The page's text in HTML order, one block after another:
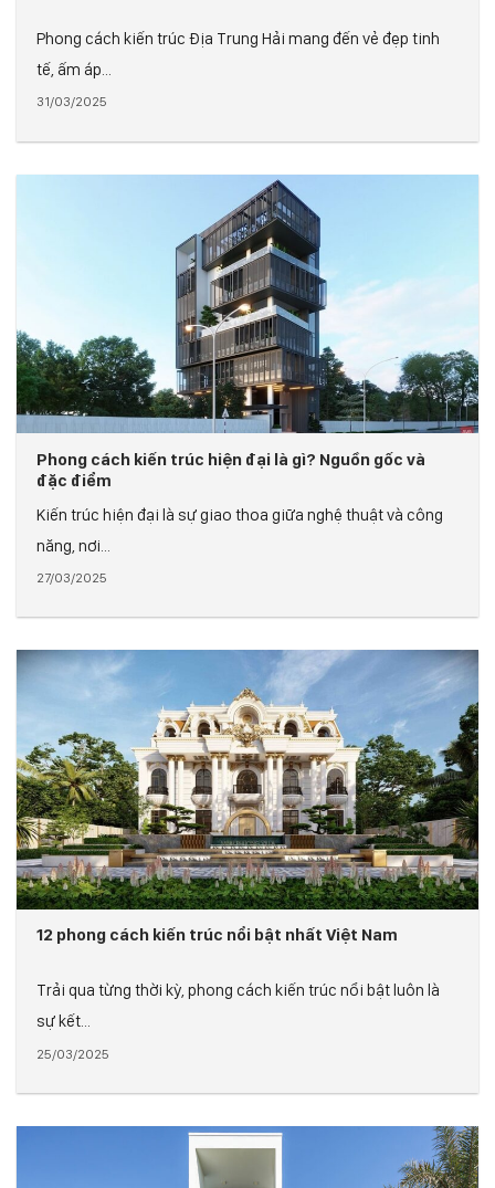
Phong cách kiến trúc Địa Trung Hải mang đến vẻ đẹp tinh
tế, ấm áp...
31/03/2025
Phong cách kiến trúc hiện đại là gì? Nguồn gốc và
đặc điểm
Kiến trúc hiện đại là sự giao thoa giữa nghệ thuật và công
năng, nơi...
27/03/2025
12 phong cách kiến trúc nổi bật nhất Việt Nam
Trải qua từng thời kỳ, phong cách kiến trúc nổi bật luôn là
sự kết...
25/03/2025